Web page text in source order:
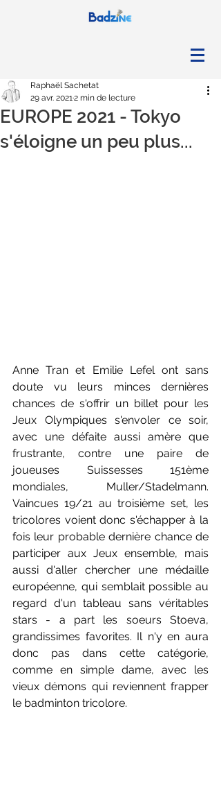
EUROPE 2021 - Tokyo
s'éloigne un peu plus...
Raphaël Sachetat
29 avr. 20212 min de lecture
Anne Tran et Emilie Lefel ont sans
doute vu leurs minces dernières
chances de s'offrir un billet pour les
Jeux Olympiques s'envoler ce soir,
avec une défaite aussi amère que
frustrante, contre une paire de
joueuses Suissesses 151ème
mondiales, Muller/Stadelmann.
Vaincues 19/21 au troisième set, les
tricolores voient donc s'échapper à la
fois leur probable dernière chance de
participer aux Jeux ensemble, mais
aussi d'aller chercher une médaille
européenne, qui semblait possible au
regard d'un tableau sans véritables
stars - a part les soeurs Stoeva,
grandissimes favorites. Il n'y en aura
donc pas dans cette catégorie,
comme en simple dame, avec les
vieux démons qui reviennent frapper
le badminton tricolore.